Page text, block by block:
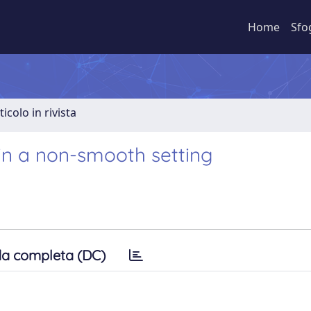
Home
in rivista
a non-smooth setting
completa (DC)